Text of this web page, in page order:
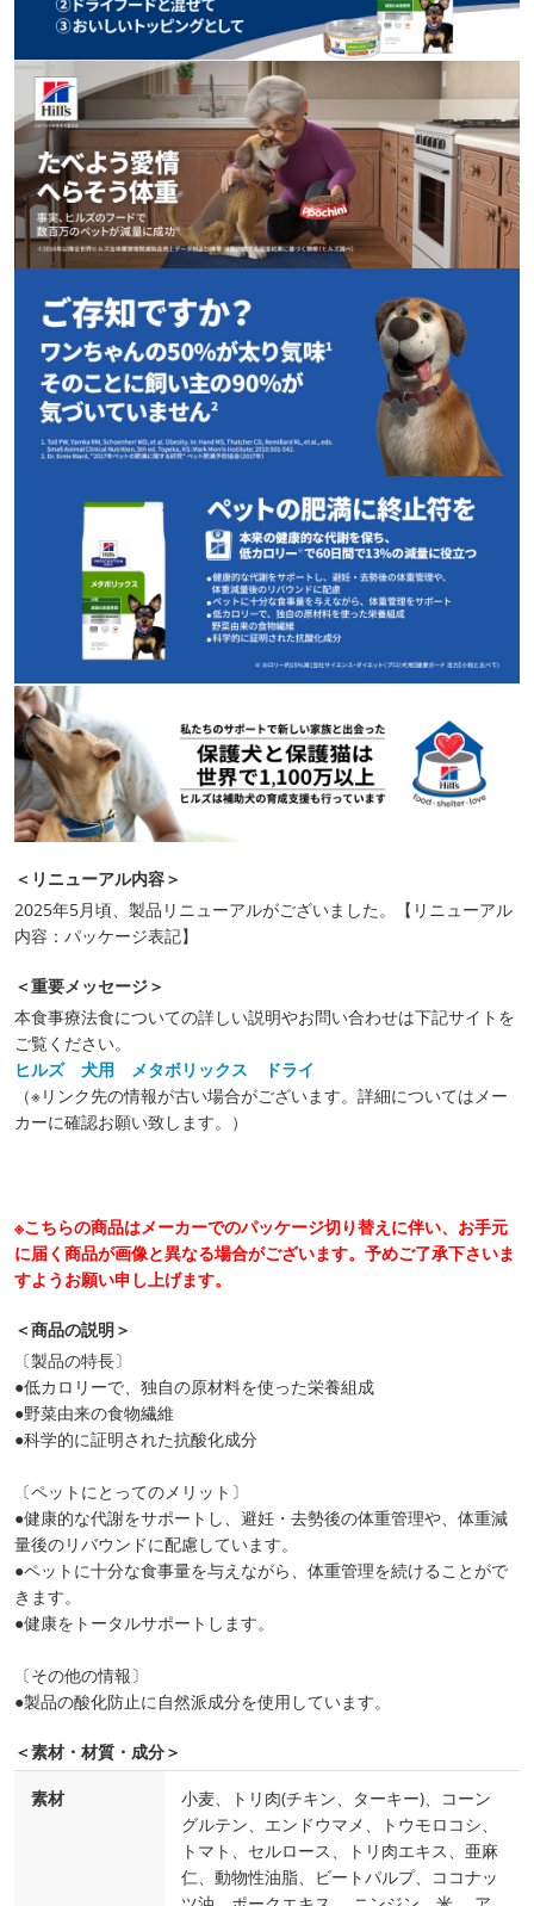
＜リニューアル内容＞
2025年5月頃、製品リニューアルがございました。【リニューアル
内容：パッケージ表記】
＜重要メッセージ＞
本食事療法食についての詳しい説明やお問い合わせは下記サイトを
ご覧ください。
ヒルズ 犬用 メタボリックス ドライ
（※リンク先の情報が古い場合がございます。詳細についてはメー
カーに確認お願い致します。）
※こちらの商品はメーカーでのパッケージ切り替えに伴い、お手元
に届く商品が画像と異なる場合がございます。予めご了承下さいま
すようお願い申し上げます。
＜商品の説明＞
〔製品の特長〕
●低カロリーで、独自の原材料を使った栄養組成
●野菜由来の食物繊維
●科学的に証明された抗酸化成分
〔ペットにとってのメリット〕
●健康的な代謝をサポートし、避妊・去勢後の体重管理や、体重減
量後のリバウンドに配慮しています。
●ペットに十分な食事量を与えながら、体重管理を続けることがで
きます。
●健康をトータルサポートします。
〔その他の情報〕
●製品の酸化防止に自然派成分を使用しています。
＜素材・材質・成分＞
素材
小麦、トリ肉(チキン、ターキー)、コーン
グルテン、エンドウマメ、トウモロコシ、
トマト、セルロース、トリ肉エキス、亜麻
仁、動物性油脂、ビートパルプ、ココナッ